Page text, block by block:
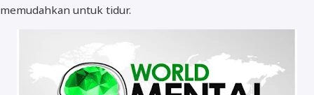
memudahkan untuk tidur.